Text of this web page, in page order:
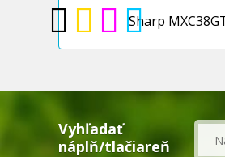
Sharp
Vyhľadať
náplň/tlačiareň